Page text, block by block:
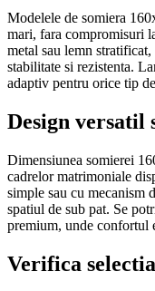
Modelele de somiera
mari, fara compromisuri
metal sau lemn
stabilitate si rezistenta.
adaptiv pentru orice tip
Design versatil
Dimensiunea somierei
cadrelor matrimoniale
simple sau cu mecanism
spatiul de sub pat. Se
premium, unde confortul
Verifica